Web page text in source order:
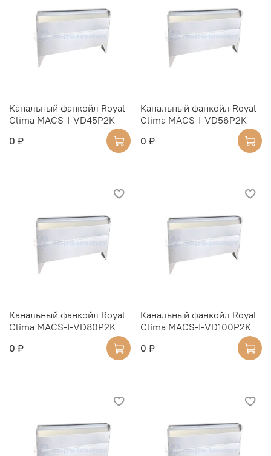
Канальный фанкойл Royal
Clima MACS-I-VD45P2K
0 ₽
Канальный фанкойл Royal
Clima MACS-I-VD56P2K
0 ₽
Канальный фанкойл Royal
Clima MACS-I-VD80P2K
0 ₽
Канальный фанкойл Royal
Clima MACS-I-VD100P2K
0 ₽